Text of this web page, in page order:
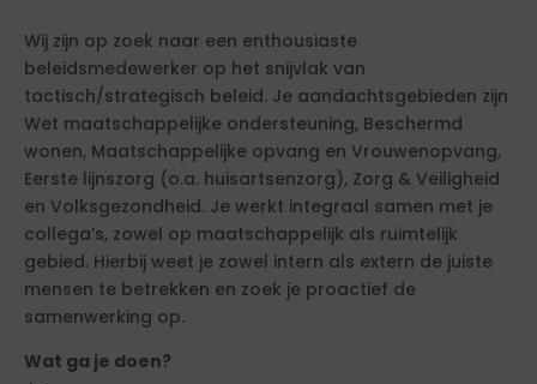
Wij zijn op zoek naar een enthousiaste
beleidsmedewerker op het snijvlak van
tactisch/strategisch beleid. Je aandachtsgebieden zijn
Wet maatschappelijke ondersteuning, Beschermd
wonen, Maatschappelijke opvang en Vrouwenopvang,
Eerste lijnszorg (o.a. huisartsenzorg), Zorg & Veiligheid
en Volksgezondheid. Je werkt integraal samen met je
collega’s, zowel op maatschappelijk als ruimtelijk
gebied. Hierbij weet je zowel intern als extern de juiste
mensen te betrekken en zoek je proactief de
samenwerking op.
Wat ga je doen?